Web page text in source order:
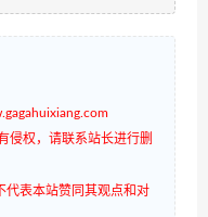
侵权，请联系站长进行删
代表本站赞同其观点和对